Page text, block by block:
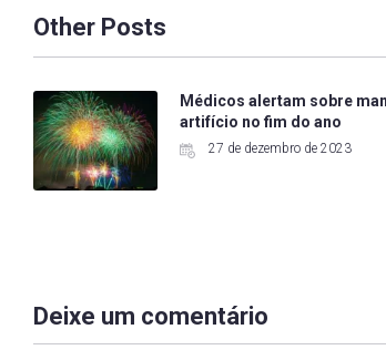
Other Posts
Médicos alertam sobre
artifício no fim do ano
27 de dezembro de 2023
Deixe um comentário